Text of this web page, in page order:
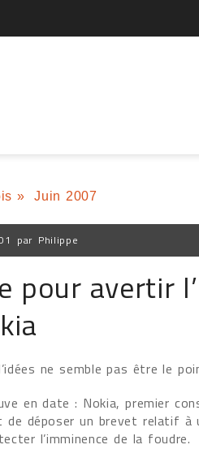
» Juin 2007
par Philippe
pour avertir
ne semble pas être le
en date : Nokia, premier
de déposer un brevet relatif
l’imminence de la foudre.